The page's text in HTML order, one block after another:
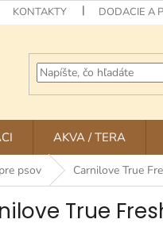
KONTAKTY DODACIE A
AKVA / TERA
psov Carnilove True
True